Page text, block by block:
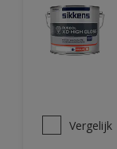
Vergelijk